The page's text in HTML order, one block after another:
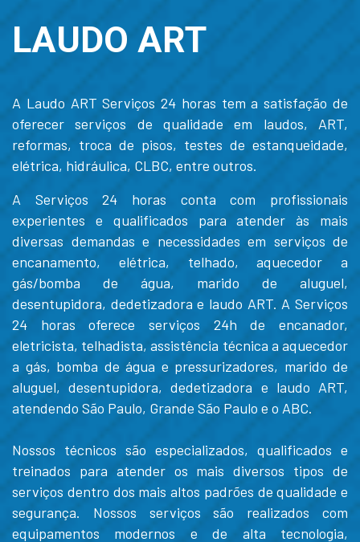
LAUDO ART
A Laudo ART Serviços 24 horas tem a satisfação de
oferecer serviços de qualidade em laudos, ART,
reformas, troca de pisos, testes de estanqueidade,
elétrica, hidráulica, CLBC, entre outros.
A Serviços 24 horas conta com profissionais
experientes e qualificados para atender às mais
diversas demandas e necessidades em serviços de
encanamento, elétrica, telhado, aquecedor a
gás/bomba de água, marido de aluguel,
desentupidora, dedetizadora e laudo ART. A Serviços
24 horas oferece serviços 24h de encanador,
eletricista, telhadista, assistência técnica a aquecedor
a gás, bomba de água e pressurizadores, marido de
aluguel, desentupidora, dedetizadora e laudo ART,
atendendo São Paulo, Grande São Paulo e o ABC.
Nossos técnicos são especializados, qualificados e
treinados para atender os mais diversos tipos de
serviços dentro dos mais altos padrões de qualidade e
segurança. Nossos serviços são realizados com
equipamentos modernos e de alta tecnologia,